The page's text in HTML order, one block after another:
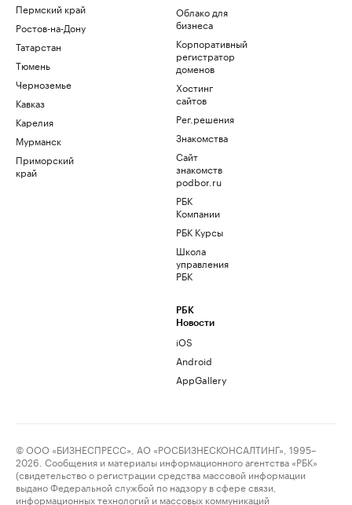
Пермский край
Ростов-на-Дону
Татарстан
Тюмень
Черноземье
Кавказ
Карелия
Мурманск
Приморский
край
Облако для
бизнеса
Корпоративный
регистратор
доменов
Хостинг
сайтов
Рег.решения
Знакомства
Сайт
знакомств
podbor.ru
РБК
Компании
РБК Курсы
Школа
управления
РБК
РБК
Новости
iOS
Android
AppGallery
© ООО «БИЗНЕСПРЕСС», АО «РОСБИЗНЕСКОНСАЛТИНГ», 1995–
2026. Сообщения и материалы информационного агентства «РБК»
(свидетельство о регистрации средства массовой информации
выдано Федеральной службой по надзору в сфере связи,
информационных технологий и массовых коммуникаций